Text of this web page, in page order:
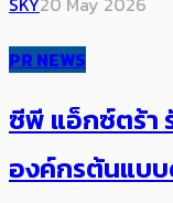
PR NEWS
ซีพี แอ็กซ์ตร้า
องค์กรต้นแบบ